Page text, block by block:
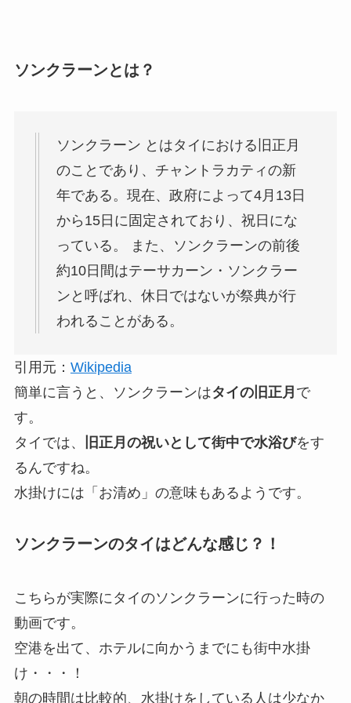
ソンクラーンとは？
ソンクラーン とはタイにおける旧正月
のことであり、チャントラカティの新
年である。現在、政府によって4月13日
から15日に固定されており、祝日にな
っている。 また、ソンクラーンの前後
約10日間はテーサカーン・ソンクラー
ンと呼ばれ、休日ではないが祭典が行
われることがある。
引用元： Wikipedia
簡単に言うと、ソンクラーンはタイの旧正月 で
す。
タイでは、
旧正月の祝いとして街中で水浴びをす
るんですね。
水掛けには「お清め」の意味もあるようです。
ソンクラーンのタイはどんな感じ？！
こちらが実際にタイのソンクラーンに行った時の
動画です。
空港を出て、ホテルに向かうまでにも街中水掛
け・・・！
朝の時間は比較的、水掛けをしている人は少なか